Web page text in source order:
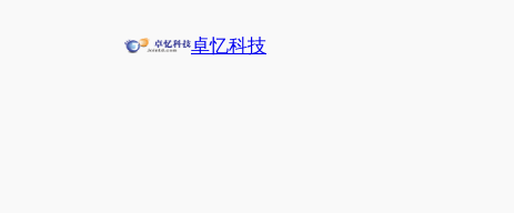
卓忆科技